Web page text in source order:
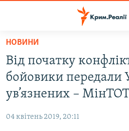
Перейти
основного
матеріалу
Перейти
до
основної
ВОДА.КРИМ
ВІДЕО ТА ФОТО
БЛОГИ
НОВИНИ
Від початку
бойовики передали
ув’язнених –
04 квітень 2019, 20:11